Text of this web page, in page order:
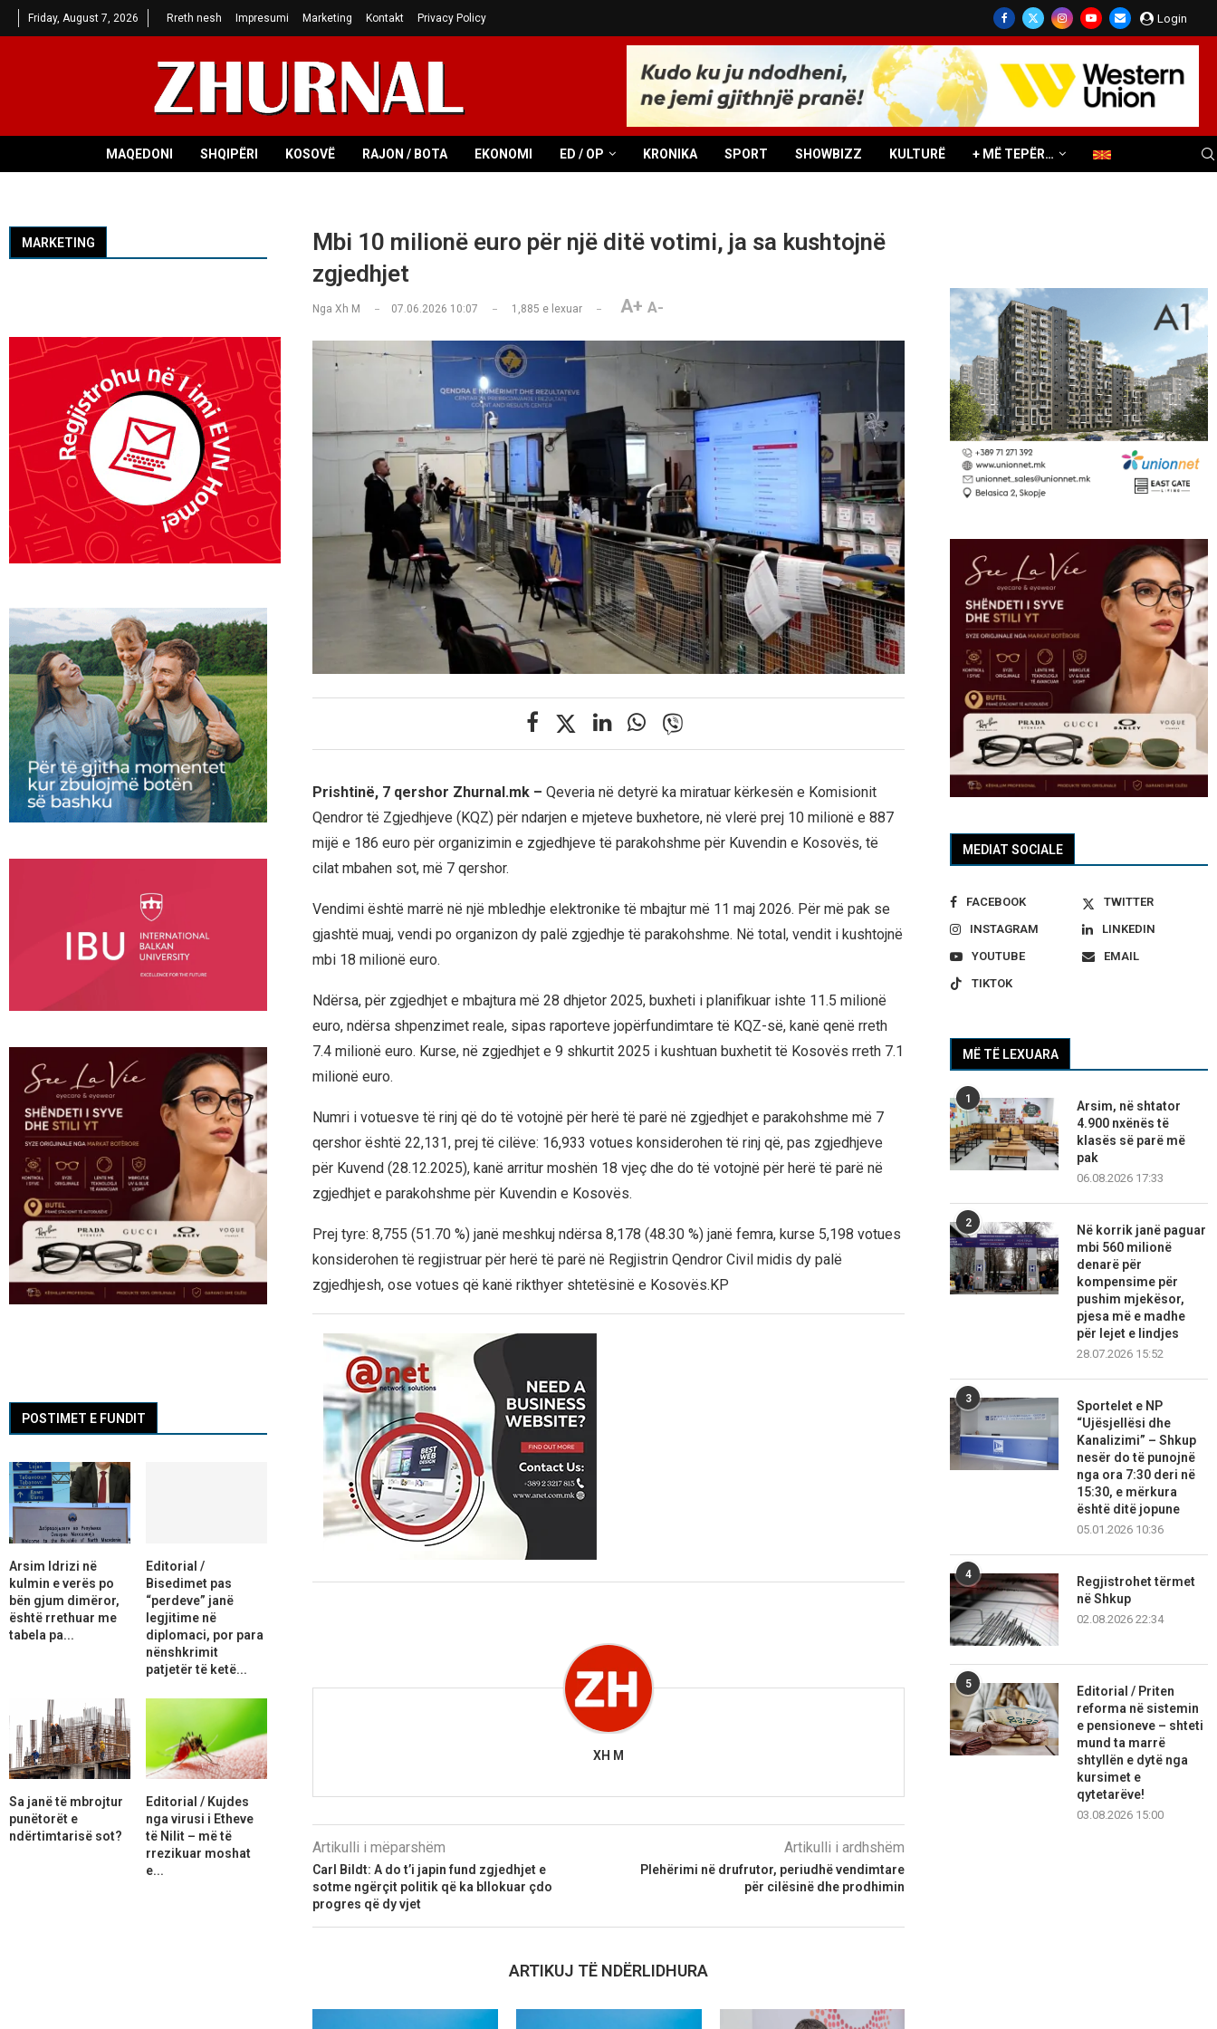
Friday, August 7, 2026 Rreth nesh Impresumi Marketing Kontakt Privacy Policy Login
MAQEDONI SHQIPËRI KOSOVË RAJON / BOTA EKONOMI ED / OP KRONIKA SPORT SHOWBIZZ KULTURË + MË TEPËR…
Mbi 10 milionë euro për një ditë votimi, ja sa kushtojnë
zgjedhjet
Nga Xh M 07.06.2026 10:07 1,885 e lexuar A+ A-
Prishtinë, 7 qershor Zhurnal.mk – Qeveria në detyrë ka miratuar kërkesën e Komisionit
Qendror të Zgjedhjeve (KQZ) për ndarjen e mjeteve buxhetore, në vlerë prej 10 milionë e 887
mijë e 186 euro për organizimin e zgjedhjeve të parakohshme për Kuvendin e Kosovës, të
cilat mbahen sot, më 7 qershor.
Vendimi është marrë në një mbledhje elektronike të mbajtur më 11 maj 2026. Për më pak se
gjashtë muaj, vendi po organizon dy palë zgjedhje të parakohshme. Në total, vendit i kushtojnë
mbi 18 milionë euro.
Ndërsa, për zgjedhjet e mbajtura më 28 dhjetor 2025, buxheti i planifikuar ishte 11.5 milionë
euro, ndërsa shpenzimet reale, sipas raporteve jopërfundimtare të KQZ-së, kanë qenë rreth
7.4 milionë euro. Kurse, në zgjedhjet e 9 shkurtit 2025 i kushtuan buxhetit të Kosovës rreth 7.1
milionë euro.
Numri i votuesve të rinj që do të votojnë për herë të parë në zgjedhjet e parakohshme më 7
qershor është 22,131, prej të cilëve: 16,933 votues konsiderohen të rinj që, pas zgjedhjeve
për Kuvend (28.12.2025), kanë arritur moshën 18 vjeç dhe do të votojnë për herë të parë në
zgjedhjet e parakohshme për Kuvendin e Kosovës.
Prej tyre: 8,755 (51.70 %) janë meshkuj ndërsa 8,178 (48.30 %) janë femra, kurse 5,198 votues
konsiderohen të regjistruar për herë të parë në Regjistrin Qendror Civil midis dy palë
zgjedhjesh, ose votues që kanë rikthyer shtetësinë e Kosovës.KP
XH M
Artikulli i mëparshëm
Carl Bildt: A do t’i japin fund zgjedhjet e
sotme ngërçit politik që ka bllokuar çdo
progres që dy vjet
Artikulli i ardhshëm
Plehërimi në drufrutor, periudhë vendimtare
për cilësinë dhe prodhimin
ARTIKUJ TË NDËRLIDHURA
MEDIAT SOCIALE
FACEBOOK
TWITTER
INSTAGRAM
LINKEDIN
YOUTUBE
EMAIL
TIKTOK
MË TË LEXUARA
1
Arsim, në shtator
4.900 nxënës të
klasës së parë më
pak
06.08.2026 17:33
2
Në korrik janë paguar
mbi 560 milionë
denarë për
kompensime për
pushim mjekësor,
pjesa më e madhe
për lejet e lindjes
28.07.2026 15:52
3
Sportelet e NP
“Ujësjellësi dhe
Kanalizimi” – Shkup
nesër do të punojnë
nga ora 7:30 deri në
15:30, e mërkura
është ditë jopune
05.01.2026 10:36
4
Regjistrohet tërmet
në Shkup
02.08.2026 22:34
5
Editorial / Priten
reforma në sistemin
e pensioneve – shteti
mund ta marrë
shtyllën e dytë nga
kursimet e
qytetarëve!
03.08.2026 15:00
MARKETING
POSTIMET E FUNDIT
Arsim Idrizi në
kulmin e verës po
bën gjum dimëror,
është rrethuar me
tabela pa...
Editorial /
Bisedimet pas
“perdeve” janë
legjitime në
diplomaci, por para
nënshkrimit
patjetër të ketë...
Sa janë të mbrojtur
punëtorët e
ndërtimtarisë sot?
Editorial / Kujdes
nga virusi i Etheve
të Nilit – më të
rrezikuar moshat
e...